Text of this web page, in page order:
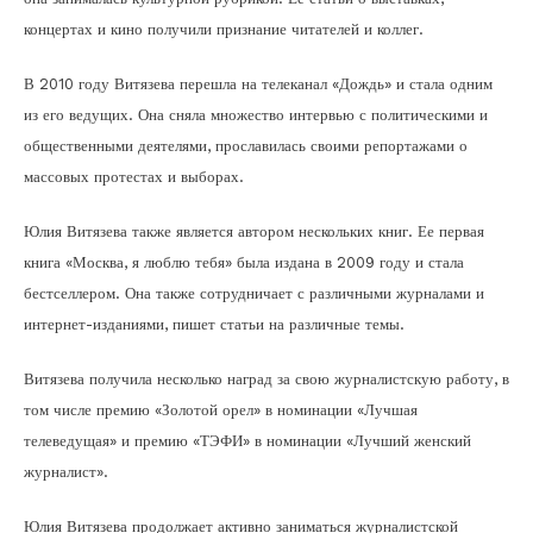
концертах и кино получили признание читателей и коллег.
В 2010 году Витязева перешла на телеканал «Дождь» и стала одним
из его ведущих. Она сняла множество интервью с политическими и
общественными деятелями, прославилась своими репортажами о
массовых протестах и выборах.
Юлия Витязева также является автором нескольких книг. Ее первая
книга «Москва, я люблю тебя» была издана в 2009 году и стала
бестселлером. Она также сотрудничает с различными журналами и
интернет-изданиями, пишет статьи на различные темы.
Витязева получила несколько наград за свою журналистскую работу, в
том числе премию «Золотой орел» в номинации «Лучшая
телеведущая» и премию «ТЭФИ» в номинации «Лучший женский
журналист».
Юлия Витязева продолжает активно заниматься журналистской